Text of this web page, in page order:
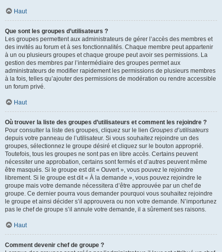
Haut
Que sont les groupes d’utilisateurs ?
Les groupes permettent aux administrateurs de gérer l’accès des membres et
des invités au forum et à ses fonctionnalités. Chaque membre peut appartenir
à un ou plusieurs groupes et chaque groupe peut avoir ses permissions. La
gestion des membres par l’intermédiaire des groupes permet aux
administrateurs de modifier rapidement les permissions de plusieurs membres
à la fois, telles qu’ajouter des permissions de modération ou rendre accessible
un forum privé.
Haut
Où trouver la liste des groupes d’utilisateurs et comment les rejoindre ?
Pour consulter la liste des groupes, cliquez sur le lien Groupes d’utilisateurs
depuis votre panneau de l’utilisateur. Si vous souhaitez rejoindre un des
groupes, sélectionnez le groupe désiré et cliquez sur le bouton approprié.
Toutefois, tous les groupes ne sont pas en libre accès. Certains peuvent
nécessiter une approbation, certains sont fermés et d’autres peuvent même
être masqués. Si le groupe est dit « Ouvert », vous pouvez le rejoindre
librement. Si le groupe est dit « À la demande », vous pouvez rejoindre le
groupe mais votre demande nécessitera d’être approuvée par un chef de
groupe. Ce dernier pourra vous demander pourquoi vous souhaitez rejoindre
le groupe et ainsi décider s’il approuvera ou non votre demande. N’importunez
pas le chef de groupe s’il annule votre demande, il a sûrement ses raisons.
Haut
Comment devenir chef de groupe ?